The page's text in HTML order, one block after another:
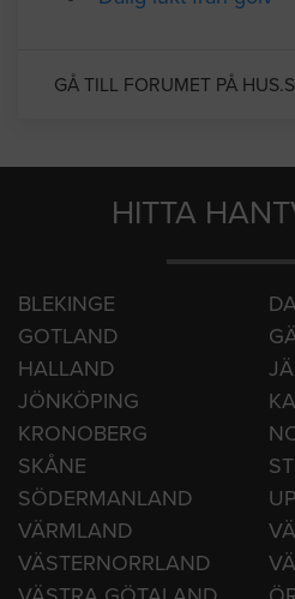
GÅ TILL FORUMET PÅ
HITTA
BLEKINGE
GOTLAND
HALLAND
JÖNKÖPING
KRONOBERG
SKÅNE
SÖDERMANLAND
VÄRMLAND
VÄSTERNORRLAND